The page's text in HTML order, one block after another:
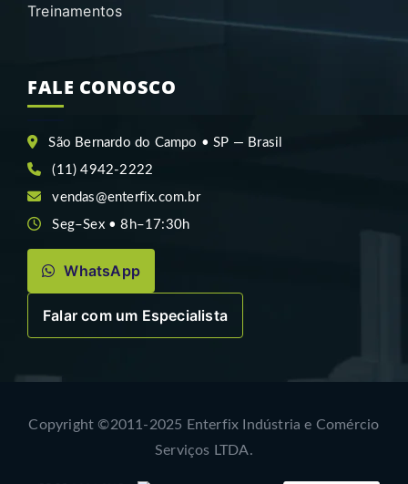
Treinamentos
FALE CONOSCO
São Bernardo do Campo • SP — Brasil
(11) 4942-2222
vendas@enterfix.com.br
Seg–Sex • 8h–17:30h
WhatsApp
Falar com um Especialista
Copyright ©2011-2025 Enterfix Indústria e Comércio
Serviços LTDA.